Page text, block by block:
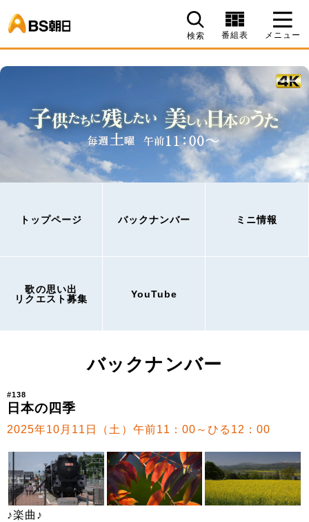
検索 番組表 メニュー
トップページ バックナンバー ミニ情報
歌の思い出
リクエスト募集
YouTube
バックナンバー
#138
日本の四季
2025年10月11日（土）午前11：00～ひる12：00
♪楽曲♪